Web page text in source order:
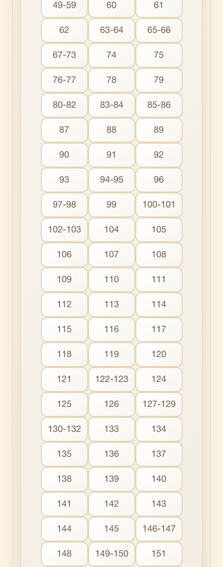
49-59 60 61
62 63-64 65-66
67-73 74 75
76-77 78 79
80-82 83-84 85-86
87 88 89
90 91 92
93 94-95 96
97-98 99 100-101
102-103 104 105
106 107 108
109 110 111
112 113 114
115 116 117
118 119 120
121 122-123 124
125 126 127-129
130-132 133 134
135 136 137
138 139 140
141 142 143
144 145 146-147
148 149-150 151